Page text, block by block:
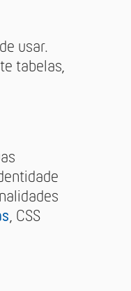
usar.
tabelas,
, CSS